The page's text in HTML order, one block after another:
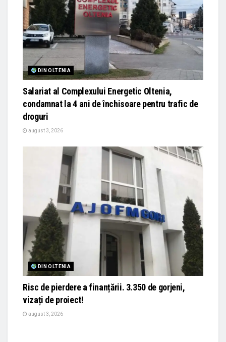
DIN OLTENIA
Salariat al Complexului Energetic Oltenia,
condamnat la 4 ani de închisoare pentru trafic de
droguri
august 3, 2026
DIN OLTENIA
Risc de pierdere a finanțării. 3.350 de gorjeni,
vizați de proiect!
august 3, 2026